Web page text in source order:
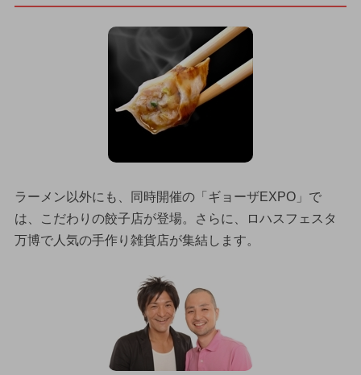
ラーメン以外にも、同時開催の「ギョーザEXPO」で
は、こだわりの餃子店が登場。さらに、ロハスフェスタ
万博で人気の手作り雑貨店が集結します。